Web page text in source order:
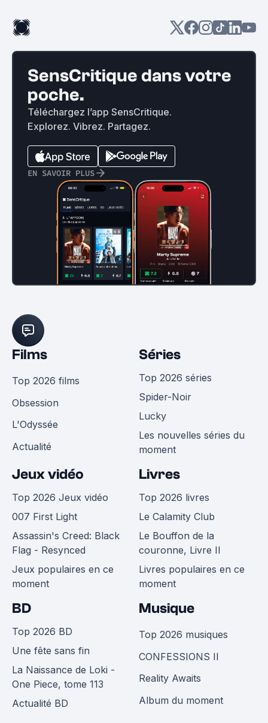
SensCritique dans votre
poche.
Téléchargez l’app SensCritique.
Explorez. Vibrez. Partagez.
EN SAVOIR PLUS
Films
Top 2026 films
Obsession
L'Odyssée
Actualité
Séries
Top 2026 séries
Spider-Noir
Lucky
Les nouvelles séries du
moment
Jeux vidéo
Top 2026 Jeux vidéo
007 First Light
Assassin's Creed: Black
Flag - Resynced
Jeux populaires en ce
moment
Livres
Top 2026 livres
Le Calamity Club
Le Bouffon de la
couronne, Livre II
Livres populaires en ce
moment
BD
Top 2026 BD
Une fête sans fin
La Naissance de Loki -
One Piece, tome 113
Actualité BD
Musique
Top 2026 musiques
CONFESSIONS II
Reality Awaits
Album du moment